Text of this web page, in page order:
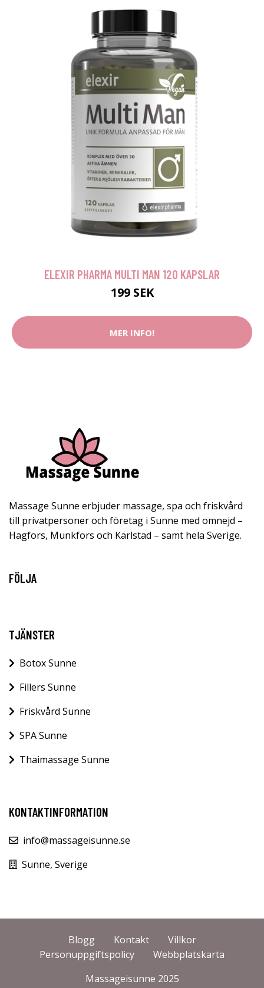
ELEXIR PHARMA MULTI MAN 120 KAPSLAR
199 SEK
MER INFO!
Massage Sunne erbjuder massage, spa och friskvård
till privatpersoner och företag i Sunne med omnejd –
Hagfors, Munkfors och Karlstad – samt hela Sverige.
FÖLJA
TJÄNSTER
Botox Sunne
Fillers Sunne
Friskvård Sunne
SPA Sunne
Thaimassage Sunne
KONTAKTINFORMATION
info@massageisunne.se
Sunne, Sverige
Massageisunne 2025
Blogg Kontakt
Villkor
Personuppgiftspolicy
Webbplatskarta